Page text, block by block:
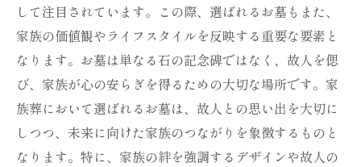
して注目されています。この際、選ばれるお墓もまた、
家族の価値観やライフスタイルを反映する重要な要素と
なります。お墓は単なる石の記念碑ではなく、故人を偲
び、家族が心の安らぎを得るための大切な場所です。家
族葬において選ばれるお墓は、故人との思い出を大切に
しつつ、未来に向けた家族のつながりを象徴するものと
なります。特に、家族の絆を強調するデザインや故人の